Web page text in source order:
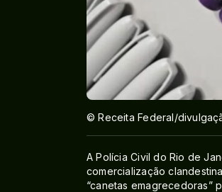
© Receita Federal/
A Polícia Civil do Rio de
comercialização
“canetas emagrecedoras”